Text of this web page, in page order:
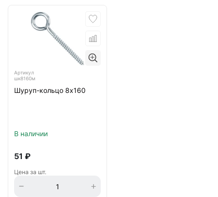
Артикул
шк8160м
Шуруп-кольцо 8х160
В наличии
51 ₽
Цена за шт.